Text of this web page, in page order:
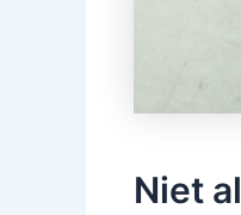
Niet